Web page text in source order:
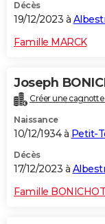
Décès
19/12/2023 à
Famille MARCK
Joseph
Créer une cagnotte
Naissance
10/12/1934 à Petit-
Décès
17/12/2023 à
Famille BONICHOT